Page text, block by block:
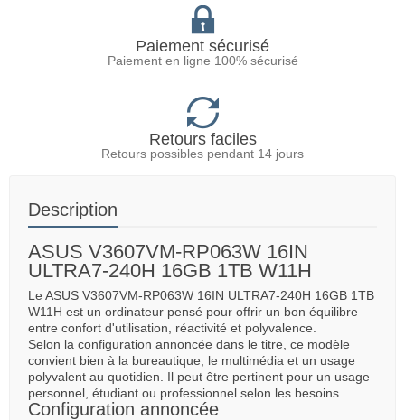
Paiement sécurisé
Paiement en ligne 100% sécurisé
Retours faciles
Retours possibles pendant 14 jours
Description
ASUS V3607VM-RP063W 16IN
ULTRA7-240H 16GB 1TB W11H
Le ASUS V3607VM-RP063W 16IN ULTRA7-240H 16GB 1TB
W11H est un ordinateur pensé pour offrir un bon équilibre
entre confort d'utilisation, réactivité et polyvalence.
Selon la configuration annoncée dans le titre, ce modèle
convient bien à la bureautique, le multimédia et un usage
polyvalent au quotidien. Il peut être pertinent pour un usage
personnel, étudiant ou professionnel selon les besoins.
Configuration annoncée